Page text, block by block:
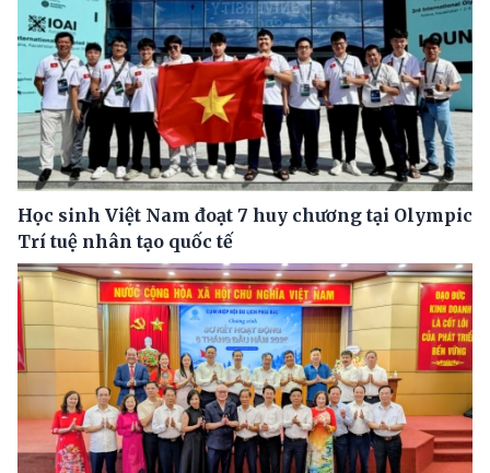
Học sinh Việt Nam đoạt 7 huy chương tại Olympic
Trí tuệ nhân tạo quốc tế